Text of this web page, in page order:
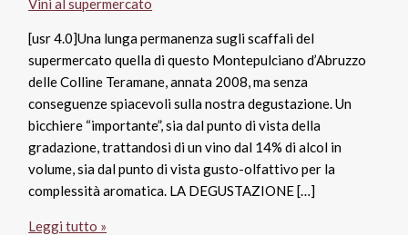
Vini al supermercato
[usr 4.0]Una lunga permanenza sugli scaffali del
supermercato quella di questo Montepulciano d’Abruzzo
delle Colline Teramane, annata 2008, ma senza
conseguenze spiacevoli sulla nostra degustazione. Un
bicchiere “importante”, sia dal punto di vista della
gradazione, trattandosi di un vino dal 14% di alcol in
volume, sia dal punto di vista gusto-olfattivo per la
complessità aromatica. LA DEGUSTAZIONE […]
Montepulciano
Leggi tutto »